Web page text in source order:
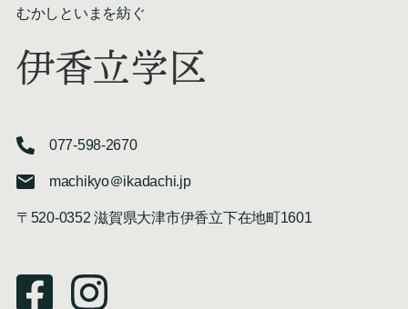
むかしといまを紡ぐ
伊香立学区
077-598-2670
machikyo＠ikadachi.jp
〒520-0352 滋賀県大津市伊香立下在地町1601